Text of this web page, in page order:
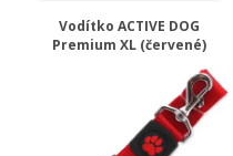
Vodítko ACTIVE DOG
Premium XL (červené)